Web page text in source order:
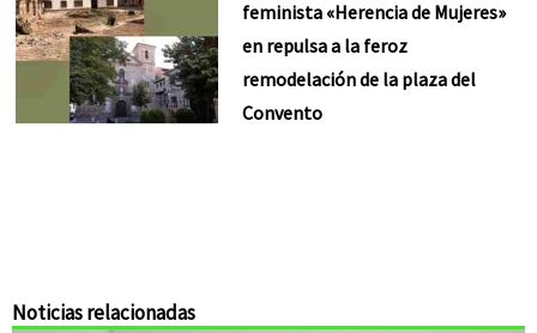
feminista «Herencia de Mujeres»
en repulsa a la feroz
remodelación de la plaza del
Convento
Noticias relacionadas